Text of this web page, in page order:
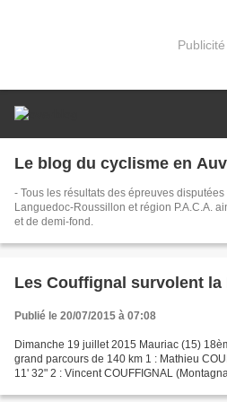
Publicité
Le blog du cyclisme en
- Tous les résultats des épreuves
Languedoc-Roussillon et région P.A.C.A.
et de demi-fond.
Les Couffignal survolent la
Publié le 20/07/2015 à 07:08
Dimanche 19 juillet 2015 Mauriac (15)
grand parcours de 140 km 1 : Mathieu
11' 32" 2 : Vincent COUFFIGNAL